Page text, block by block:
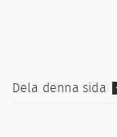
Dela denna sida